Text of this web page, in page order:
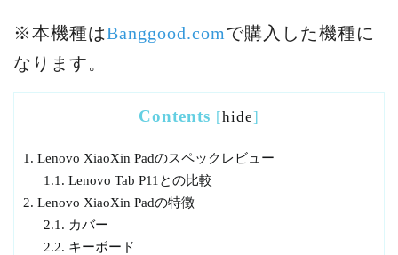
※本機種はBanggood.comで購入した機種に
なります。
Contents [hide]
1. Lenovo XiaoXin Padのスペックレビュー
1.1. Lenovo Tab P11との比較
2. Lenovo XiaoXin Padの特徴
2.1. カバー
2.2. キーボード